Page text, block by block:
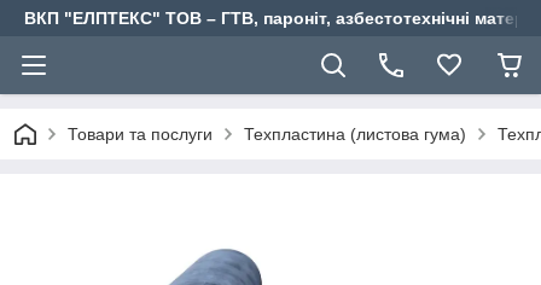
ВКП "ЕЛПТЕКС" ТОВ – ГТВ, пароніт, азбестотехнічні
Товари та послуги Техпластина (листова гума)